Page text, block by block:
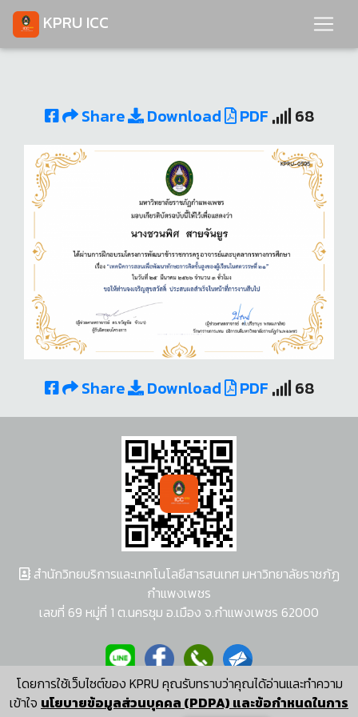
KPRU ICC
Share Download PDF 68
Share Download PDF 68
โดยการใช้เว็บไซต์ของ KPRU คุณรับทราบว่าคุณได้อ่านและทำความ
เข้าใจ นโยบายข้อมูลส่วนบุคคล (PDPA) และข้อกำหนดในการ
สำนักวิทยบริการและเทคโนโลยีสารสนเทศ มหาวิทยาลัยราชภัฏ
กำแพงเพชร
เลขที่ 69 หมู่ที่ 1 ต.นครชุม อ.เมือง จ.กำแพงเพชร 62000
ผู้พัฒนาระบบ อนุชา พวงผกา